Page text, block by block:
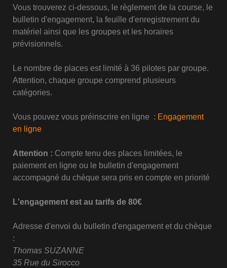
Vous trouverez ci-dessous, le règlement de la course, le
bulletin d'engagement, la feuille d'enregistrement du
matériel ainsi que les groupes et les horaires
prévisionnels.
Le nombre de places est limité à 36 pilotes par groupe.
Attention, chaque groupe comprend plusieurs
catégories.
Vous pouvez vous préinscrire en ligne : Engagement
en ligne
Attention : Compte tenu des places limitées, le
paiement en ligne ou le bulletin d'engagement
accompagné du chèque sera pris en compte en priorité
L'engagement est au tarifs de 80€
Adresse d'envoi du bulletin d'engagement et du chèque
:
Thomas SUZANNE
35 Rue du Sirocco